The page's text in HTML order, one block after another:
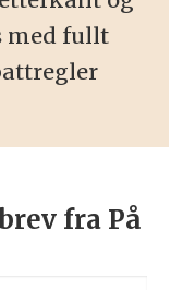
med fullt
fra På